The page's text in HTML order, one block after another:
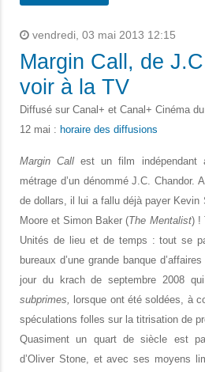
vendredi, 03 mai 2013 12:15
Margin Call, de
voir à la TV
Diffusé sur Canal+ et Canal+ Cinéma
12 mai : horaire des diffusions
Margin Call est un film indépendant
métrage d’un dénommé J.C. Chandor.
de dollars, il lui a fallu déjà payer Kevin
Moore et Simon Baker (The Mentalist) !
Unités de lieu et de temps : tout se
bureaux d’une grande banque
jour du krach de septembre 2008
subprimes, lorsque ont été soldées, à
spéculations folles sur la titrisation de
Quasiment un quart de siècle est
d’Oliver Stone, et avec ses moyens